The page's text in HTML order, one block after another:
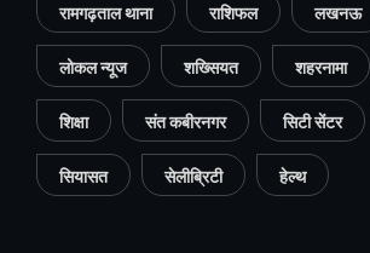
रामगढ़ताल थाना राशिफल लखनऊ
लोकल न्यूज शख्सियत शहरनामा
शिक्षा संत कबीरनगर सिटी सेंटर
सियासत सेलीब्रिटी हेल्थ